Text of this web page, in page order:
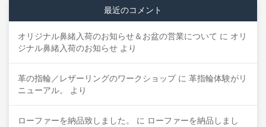
最近のコメント
オリジナル鼻緒入荷のお知らせ＆お盆の営業について に オリ
ジナル鼻緒入荷のお知らせ より
革の指輪／レザーリングのワークショップに 革指輪体験がリ
ニューアル。
より
ローファーを納品致しました。 に ローファーを納品しまし